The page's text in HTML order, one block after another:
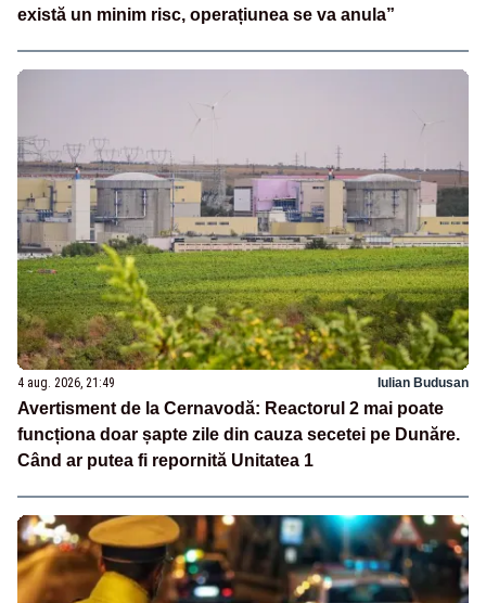
există un minim risc, operațiunea se va anula”
4 aug. 2026, 21:49 Iulian Budusan
Avertisment de la Cernavodă: Reactorul 2 mai poate
funcționa doar șapte zile din cauza secetei pe Dunăre.
Când ar putea fi repornită Unitatea 1